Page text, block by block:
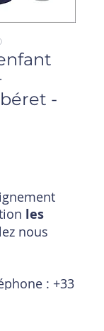
-
les
nous
: +33